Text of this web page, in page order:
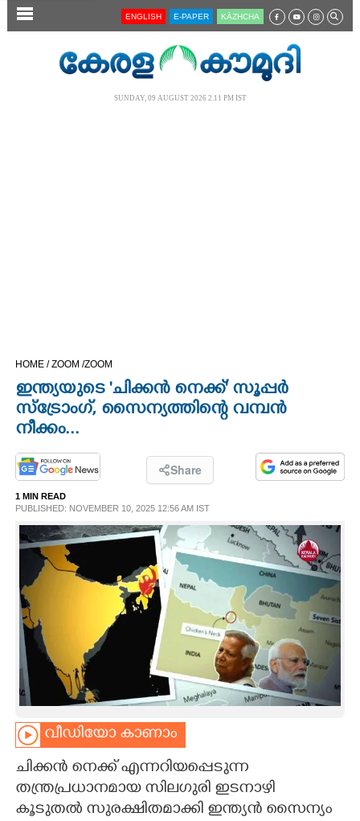
SECTIONS
OPINION
PHOTOS
LIFESTYLE
SPIRITUAL
INFO+
ART
ASTRO
CARTOONS
LITERATURE
ENGLISH E-PAPER KĀZHCHA
SUNDAY, 09 AUGUST 2026 2.11 PM IST
HOME /ZOOM /ZOOM
ഇന്ത്യയുടെ 'ചിക്കൻ നെക്ക്' സൂപ്പർ
സ്ട്രോംഗ്, സൈന്യത്തിന്റെ വമ്പൻ
നീക്കം...
Share
1 MIN READ
PUBLISHED: NOVEMBER 10, 2025 12:56 AM IST
വീഡിയോ കാണാം
ചിക്കൻ നെക്ക് എന്നറിയപ്പെടുന്ന
തന്ത്രപ്രധാനമായ സിലഗുരി ഇടനാഴി
കൂടുതൽ സുരക്ഷിതമാക്കി ഇന്ത്യൻ സൈന്യം